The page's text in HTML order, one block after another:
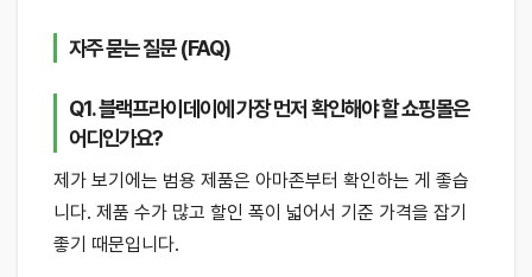
자주 묻는 질문 (FAQ)
Q1. 블랙프라이데이에 가장 먼저 확인해야 할 쇼핑몰은
어디인가요?
제가 보기에는 범용 제품은 아마존부터 확인하는 게 좋습
니다. 제품 수가 많고 할인 폭이 넓어서 기준 가격을 잡기
좋기 때문입니다.